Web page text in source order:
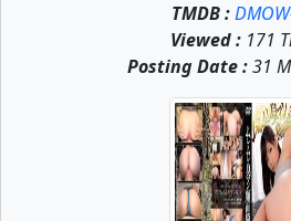
TMDB :
Viewed : 171
Posting Date :31